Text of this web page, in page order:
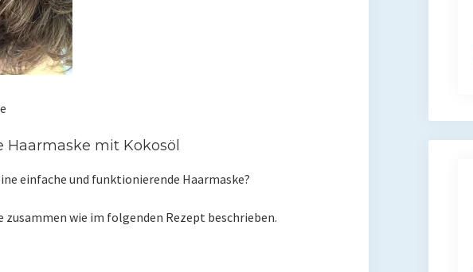
Haarmaske mit Kokosöl
einfache und funktionierende Haarmaske?
zusammen wie im folgenden Rezept beschrieben.